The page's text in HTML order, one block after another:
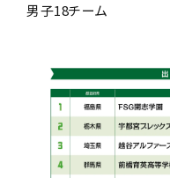
男子18チーム